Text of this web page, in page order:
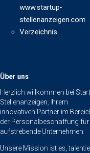
www.startup-
stellenanzeigen.com
Verzeichnis
Über uns
Herzlich willkommen bei
Stellenanzeigen, Ihrem
innovativen Partner im
der Personalbeschaffung für
aufstrebende Unternehmen.
Unsere Mission ist es,